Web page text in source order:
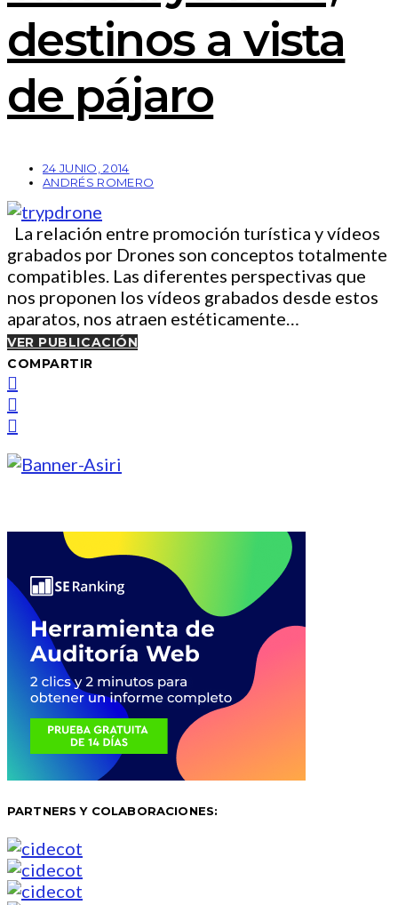
destinos a vista
de pájaro
24 JUNIO, 2014
ANDRÉS ROMERO
La relación entre promoción turística y vídeos
grabados por Drones son conceptos totalmente
compatibles. Las diferentes perspectivas que
nos proponen los vídeos grabados desde estos
aparatos, nos atraen estéticamente…
VER PUBLICACIÓN
COMPARTIR
PARTNERS Y COLABORACIONES: